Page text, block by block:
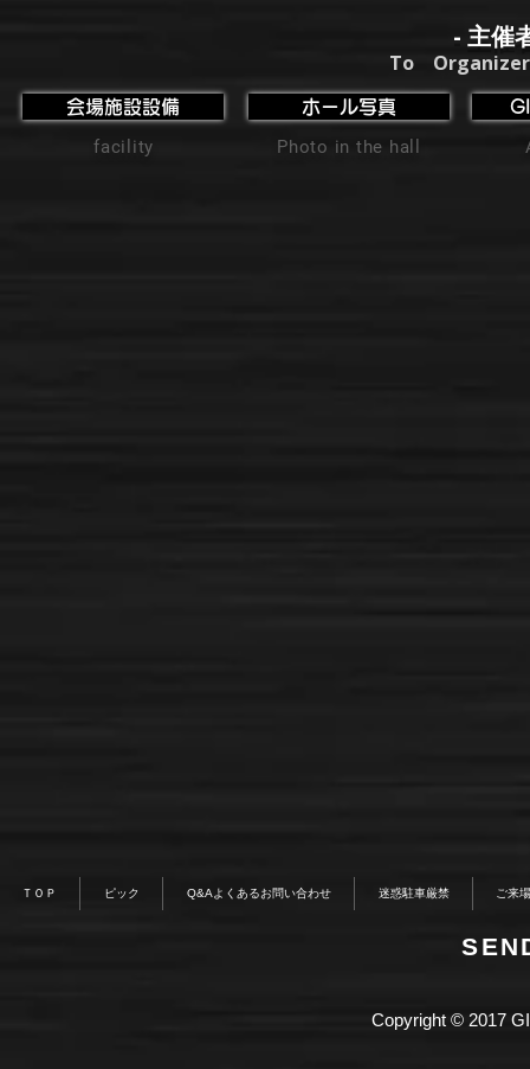
- 主催
To
会場施設設備
facility
ホール写真
Photo in the hall
ＴＯＰ ピック Q&Aよくあるお問い合わせ 迷惑駐車厳禁 ご来
Copyright © 2017